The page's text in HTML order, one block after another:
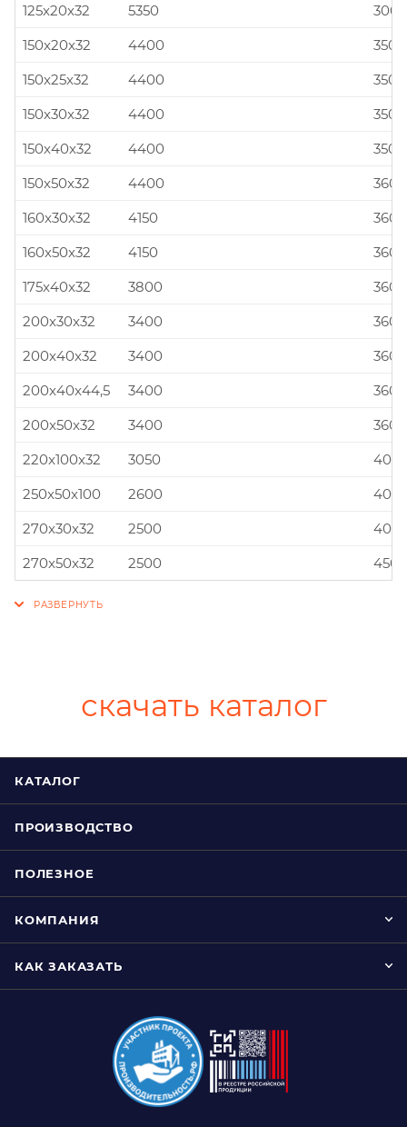
125x20x32
5350
150x20x32
4400
150x25x32
4400
150x30x32
4400
150x40x32
4400
150x50x32
4400
160x30x32
4150
160x50x32
4150
175x40x32
3800
200x30x32
3400
200x40x32
3400
200x40x44,5
3400
200x50x32
3400
220x100x32
3050
250x50x100
2600
270x30x32
2500
270x50x32
2500
скачать каталог
КАТАЛОГ
ПРОИЗВОДСТВО
ПОЛЕЗНОЕ
КОМПАНИЯ
КАК ЗАКАЗАТЬ